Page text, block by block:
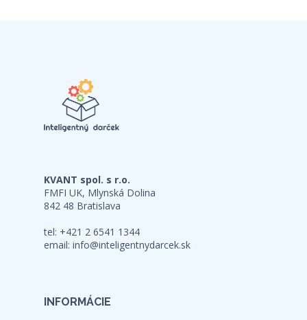
KVANT spol. s r.o.
FMFI UK, Mlynská Dolina
842 48 Bratislava
tel: +421 2 6541 1344
email: info@inteligentnydarcek.sk
INFORMÁCIE